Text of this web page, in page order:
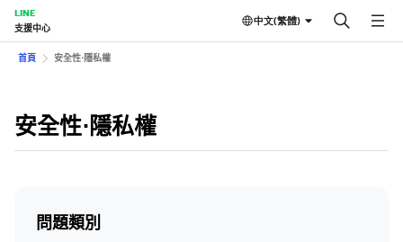
LINE
支援中心
中文(繁體)
首頁 安全性⋅隱私權
安全性⋅隱私權
問題類別